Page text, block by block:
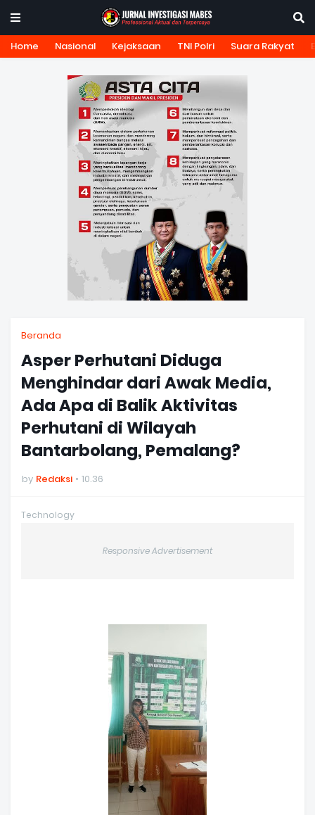
Home Nasional Kejaksaan TNI Polri Suara Rakyat
Beranda
Asper Perhutani Diduga
Menghindar dari Awak Media,
Ada Apa di Balik Aktivitas
Perhutani di Wilayah
Bantarbolang, Pemalang?
by Redaksi 10.36
Technology
Responsive Advertisement